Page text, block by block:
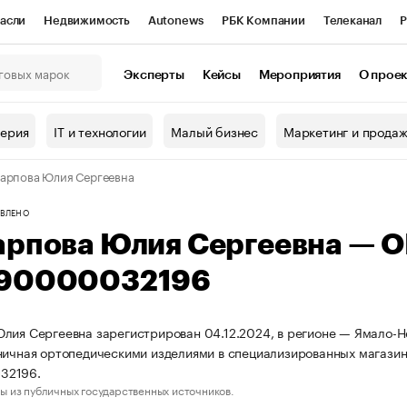
Недвижимость Autonews РБК Компании Телеканал
Проверка контрагентов
Эксперты Кейсы Мероприятия О
IT и технологии Малый бизнес Маркетинг и
Юлия Сергеевна
Юлия Сергеевна —
Сергеевна зарегистрирован 04.12.2024, в регионе — Ямало-
ортопедическими изделиями в специализированных
из публичных государственных источников.